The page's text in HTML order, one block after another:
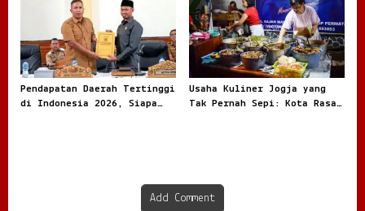
Pendapatan Daerah Tertinggi
di Indonesia 2026, Siapa
Usaha Kuliner Jogja yang
Tak Pernah Sepi: Kota Rasa
Add Comment